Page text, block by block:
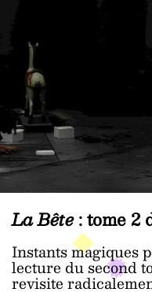
La Bête: tome 2
Instants magiques
lecture du second
revisite